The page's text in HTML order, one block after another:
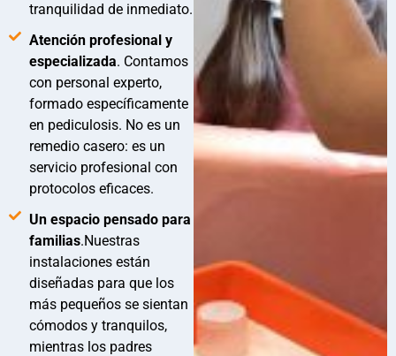
tranquilidad de inmediato.
Atención profesional y
especializada. Contamos
con personal experto,
formado específicamente
en pediculosis. No es un
remedio casero: es un
servicio profesional con
protocolos eficaces.
Un espacio pensado para
familias.Nuestras
instalaciones están
diseñadas para que los
más pequeños se sientan
cómodos y tranquilos,
mientras los padres